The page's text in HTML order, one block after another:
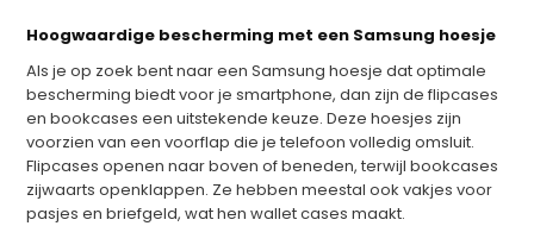
Hoogwaardige bescherming met een Samsung hoesje
Als je op zoek bent naar een Samsung hoesje dat optimale
bescherming biedt voor je smartphone, dan zijn de flipcases
en bookcases een uitstekende keuze. Deze hoesjes zijn
voorzien van een voorflap die je telefoon volledig omsluit.
Flipcases openen naar boven of beneden, terwijl bookcases
zijwaarts openklappen. Ze hebben meestal ook vakjes voor
pasjes en briefgeld, wat hen wallet cases maakt.